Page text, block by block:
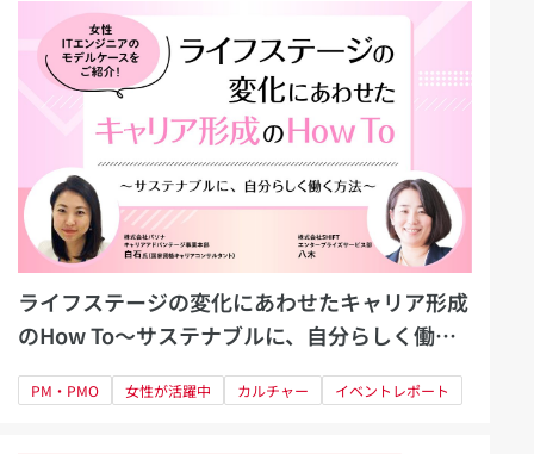
ライフステージの変化にあわせたキャリア形成
のHow To～サステナブルに、自分らしく働く
方法～
PM・PMO 女性が活躍中 カルチャー イベントレポート